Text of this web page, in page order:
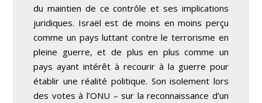
du maintien de ce contrôle et ses implications
juridiques. Israël est de moins en moins perçu
comme un pays luttant contre le terrorisme en
pleine guerre, et de plus en plus comme un
pays ayant intérêt à recourir à la guerre pour
établir une réalité politique. Son isolement lors
des votes à l’ONU – sur la reconnaissance d’un